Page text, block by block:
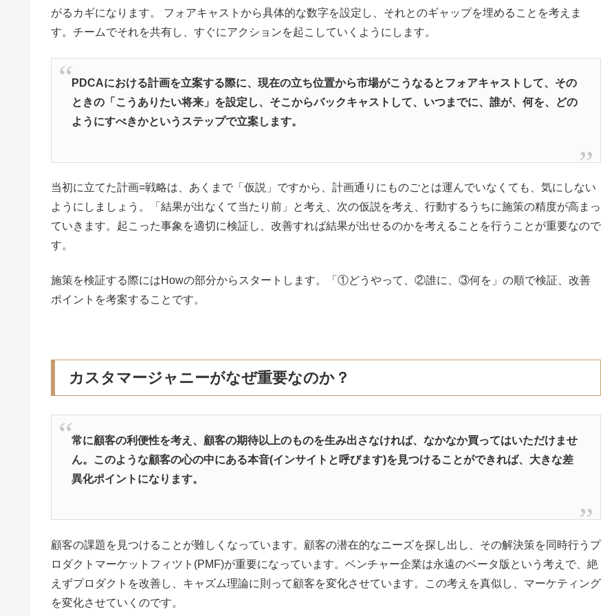
がるカギになります。 フォアキャストから具体的な数字を設定し、それとのギャップを埋めることを考えま
す。チームでそれを共有し、すぐにアクションを起こしていくようにします。
PDCAにおける計画を立案する際に、現在の立ち位置から市場がこうなるとフォアキャストして、その
ときの「こうありたい将来」を設定し、そこからバックキャストして、いつまでに、誰が、何を、どの
ようにすべきかというステップで立案します。
当初に立てた計画=戦略は、あくまで「仮説」ですから、計画通りにものごとは運んでいなくても、気にしない
ようにしましょう。「結果が出なくて当たり前」と考え、次の仮説を考え、行動するうちに施策の精度が高まっ
ていきます。起こった事象を適切に検証し、改善すれば結果が出せるのかを考えることを行うことが重要なので
す。
施策を検証する際にはHowの部分からスタートします。「①どうやって、②誰に、③何を」の順で検証、改善
ポイントを考案することです。
カスタマージャニーがなぜ重要なのか？
常に顧客の利便性を考え、顧客の期待以上のものを生み出さなければ、なかなか買ってはいただけませ
ん。このような顧客の心の中にある本音(インサイトと呼びます)を見つけることができれば、大きな差
異化ポイントになります。
顧客の課題を見つけることが難しくなっています。顧客の潜在的なニーズを探し出し、その解決策を同時行うプ
ロダクトマーケットフィツト(PMF)が重要になっています。ベンチャー企業は永遠のベータ版という考えで、絶
えずプロダクトを改善し、キャズム理論に則って顧客を変化させています。この考えを真似し、マーケティング
を変化させていくのです。